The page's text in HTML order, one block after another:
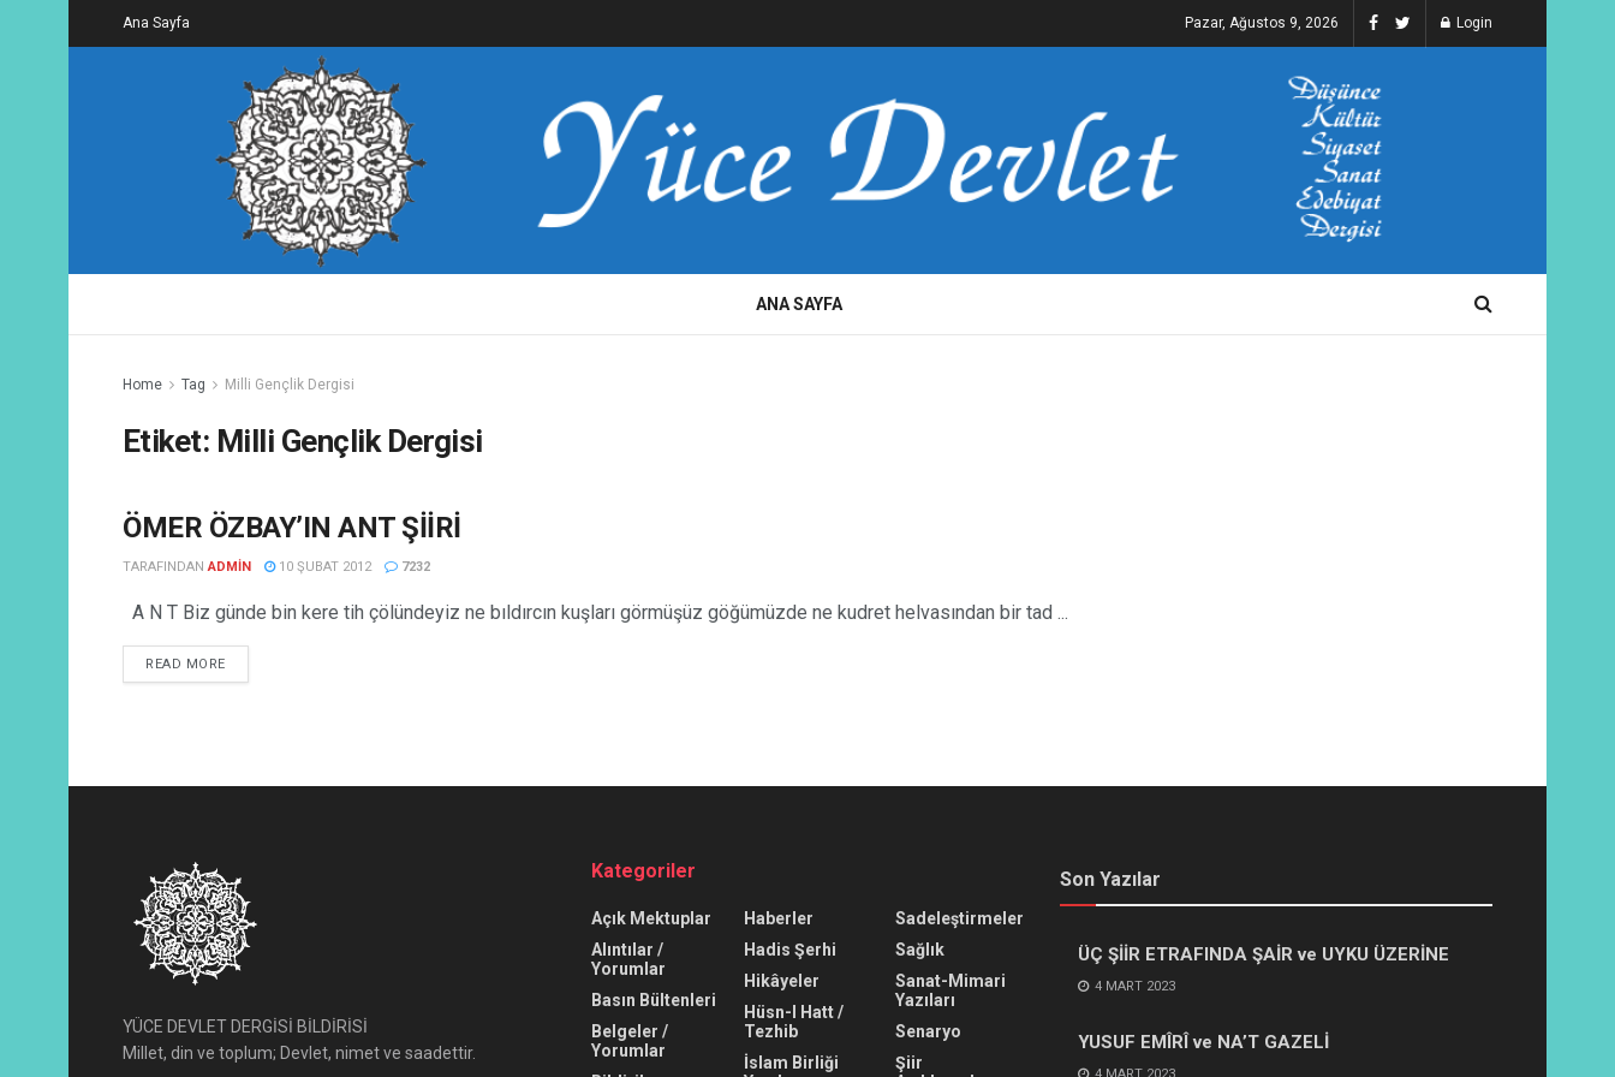
Ana Sayfa Pazar, Ağustos 9, 2026 Login
ANA SAYFA
Home Tag Milli Gençlik Dergisi
Etiket: Milli Gençlik Dergisi
ŞIIR AÇIKLAMALARI
ÖMER ÖZBAY’IN ANT ŞİİRİ
TARAFINDAN ADMIN 10 ŞUBAT 2012 7232
A N T Biz günde bin kere tih çölündeyiz ne bıldırcın kuşları görmüşüz göğümüzde ne kudret helvasından bir tad ...
READ MORE
YÜCE DEVLET DERGİSİ BİLDİRİSİ
Millet, din ve toplum; Devlet, nimet ve saadettir.
Kategoriler
Açık Mektuplar
Alıntılar /
Yorumlar
Basın Bültenleri
Belgeler /
Yorumlar
Haberler
Hadis Şerhi
Hikâyeler
Hüsn-I Hatt /
Tezhib
İslam Birliği
Sadeleştirmeler
Sağlık
Sanat-Mimari
Yazıları
Senaryo
Şiir
Son Yazılar
ÜÇ ŞİİR ETRAFINDA ŞAİR ve UYKU ÜZERİNE
4 MART 2023
YUSUF EMÎRÎ ve NA’T GAZELİ